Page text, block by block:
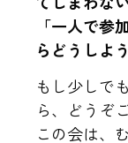
「一人で参
らどうしよ
もし少しで
ら、どうぞ
この会は、